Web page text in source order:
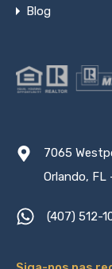
Blog
7065
Orlando, FL
(407) 512-